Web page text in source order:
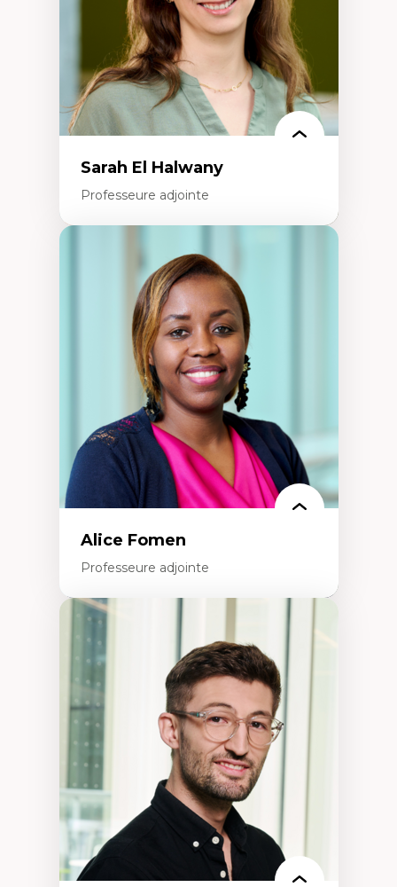
Épistémologie des techniques de recherche
numérique et l’IA
Théorie des droits de la personne
La pensée politique d’Hannah Arendt
La pensée politique à l’ère numérique
Justice internationale et normes
internationales
Sarah El Halwany
Professeure adjointe
Les apports pédagogiques des théories de
l'affect, du posthumanisme, du féminisme
dans l'éducation aux sciences
L'apprentissage des sciences/STIM dans une
perspective socioécologique de care
L’insertion professionnelle des
enseignant.e.s
Alice Fomen
Professeure adjointe
Expertises
Acceptabilité, acceptation et adoption des
technologies
Technologies d'apprentissage innovantes
Insertion professionnelle du nouveau
personnel enseignant
Construction identitaire en milieu
minoritaire francophone
Technologies éducatives pour la formation
continue